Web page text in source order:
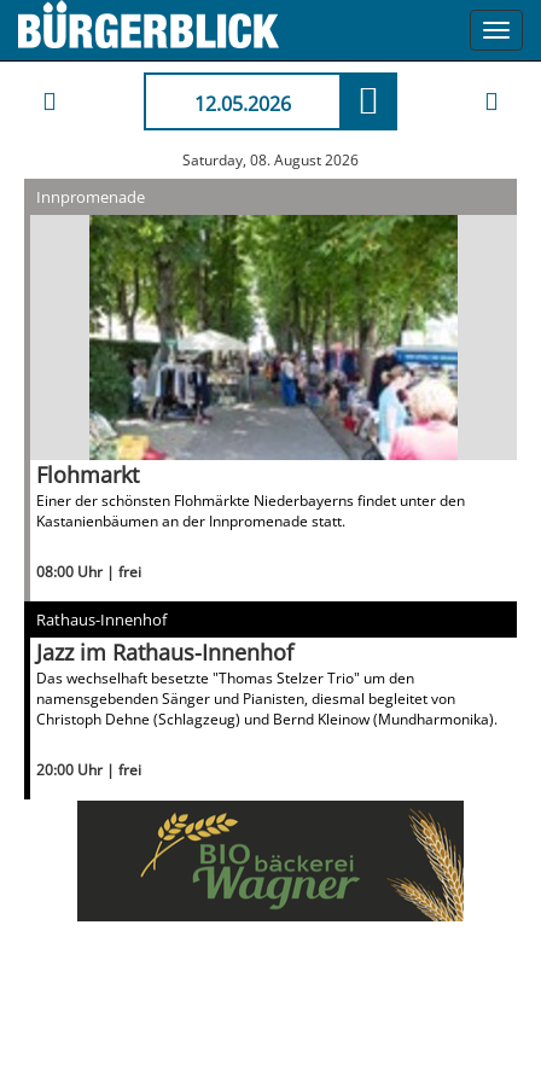
12.05.2026
Saturday, 08. August 2026
Innpromenade
Flohmarkt
Einer der schönsten Flohmärkte Niederbayerns findet unter den
Kastanienbäumen an der Innpromenade statt.
08:00 Uhr | frei
Rathaus-Innenhof
Jazz im Rathaus-Innenhof
Das wechselhaft besetzte "Thomas Stelzer Trio" um den
namensgebenden Sänger und Pianisten, diesmal begleitet von
Christoph Dehne (Schlagzeug) und Bernd Kleinow (Mundharmonika).
20:00 Uhr | frei